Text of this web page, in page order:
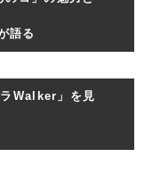
語る
Walker」を見